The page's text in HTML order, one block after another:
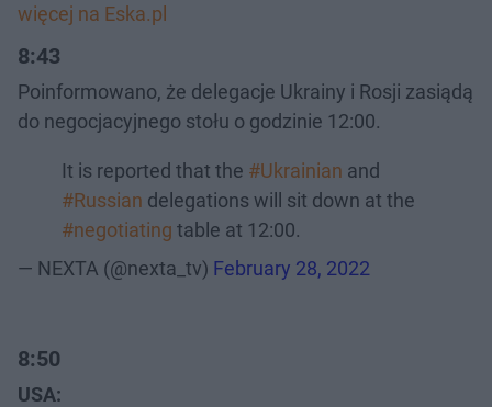
więcej na Eska.pl
8:43
Poinformowano, że delegacje Ukrainy i Rosji zasiądą
do negocjacyjnego stołu o godzinie 12:00.
It is reported that the #Ukrainian and
#Russian delegations will sit down at the
#negotiating table at 12:00.
— NEXTA (@nexta_tv) February 28, 2022
8:50
USA: